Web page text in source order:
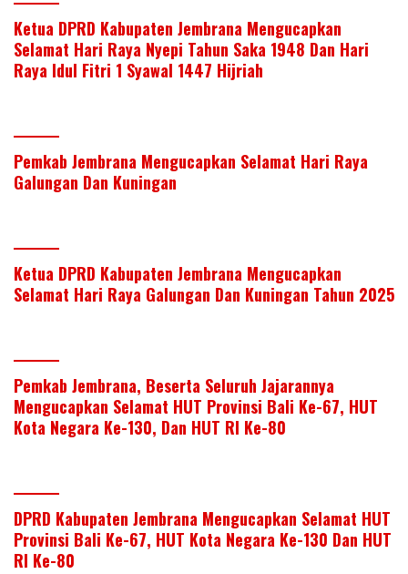
Ketua DPRD Kabupaten Jembrana Mengucapkan
Selamat Hari Raya Nyepi Tahun Saka 1948 Dan Hari
Raya Idul Fitri 1 Syawal 1447 Hijriah
Pemkab Jembrana Mengucapkan Selamat Hari Raya
Galungan Dan Kuningan
Ketua DPRD Kabupaten Jembrana Mengucapkan
Selamat Hari Raya Galungan Dan Kuningan Tahun 2025
Pemkab Jembrana, Beserta Seluruh Jajarannya
Mengucapkan Selamat HUT Provinsi Bali Ke-67, HUT
Kota Negara Ke-130, Dan HUT RI Ke-80
DPRD Kabupaten Jembrana Mengucapkan Selamat HUT
Provinsi Bali Ke-67, HUT Kota Negara Ke-130 Dan HUT
RI Ke-80